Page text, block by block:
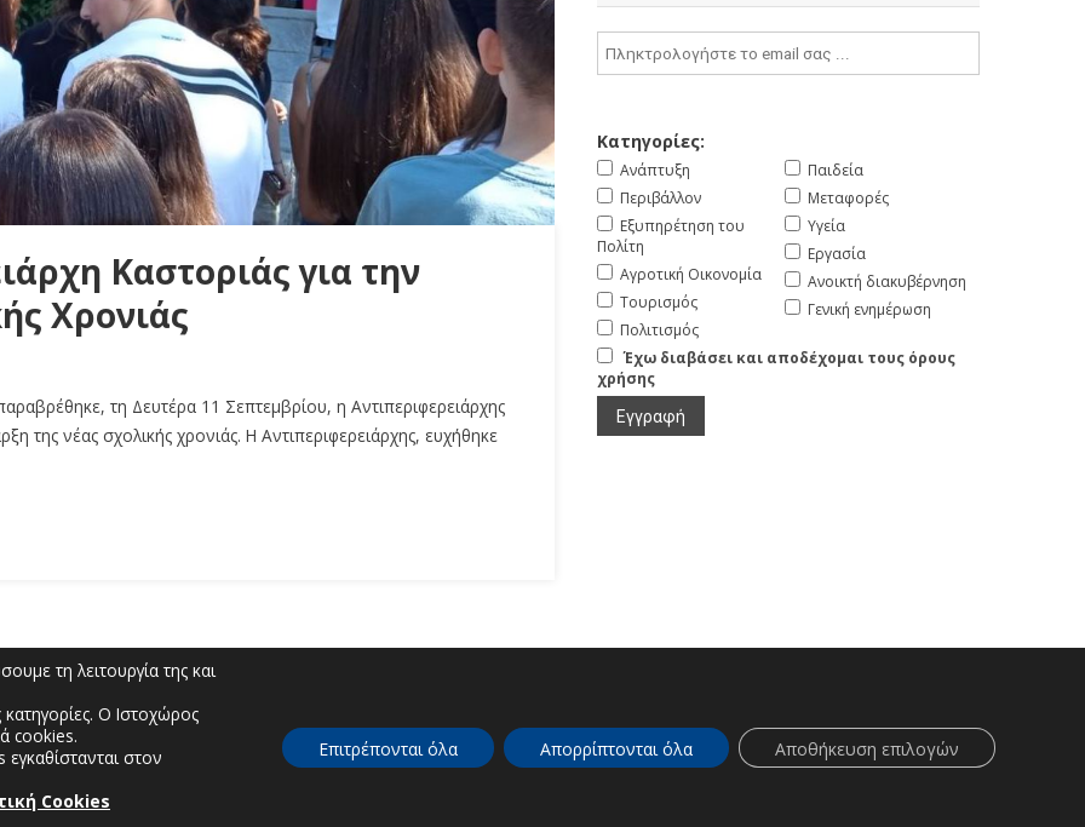
Καστοριάς για την
Χρονιάς
τη Δευτέρα 11 Σεπτεμβρίου, η Αντιπεριφερειάρχης
της νέας σχολικής χρονιάς. Η Αντιπεριφερειάρχης, ευχήθηκε
Κατηγορίες:
Ανάπτυξη
Περιβάλλον
Εξυπηρέτηση του
Πολίτη
Αγροτική Οικονομία
Τουρισμός
Πολιτισμός
Παιδεία
Μεταφορές
Υγεία
Εργασία
Ανοικτή διακυβέρνηση
Γενική ενημέρωση
Έχω διαβάσει και αποδέχομαι τους όρους
χρήσης
| Τηλέφωνο: 2467350200 | Email: info.kastoria@pdm.gov.gr
τη λειτουργία της και
Ο Ιστοχώρος
cookies.
στον
Cookies
Επιτρέπονται όλα Απορρίπτονται όλα Αποθήκευση επιλογών